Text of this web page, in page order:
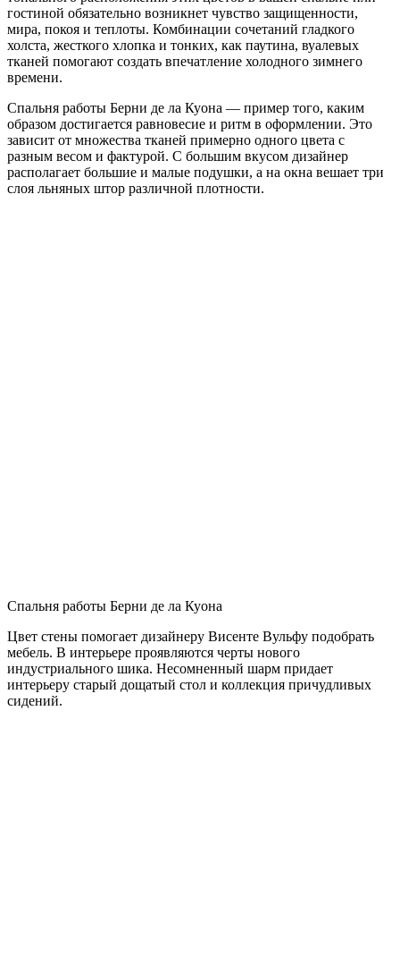
гостиной обязательно возникнет чувство защищенности,
мира, покоя и теплоты. Комбинации сочетаний гладкого
холста, жесткого хлопка и тонких, как паутина, вуалевых
тканей помогают создать впечатление холодного зимнего
времени.
Спальня работы Берни де ла Куона — пример того, каким
образом достигается равновесие и ритм в оформлении. Это
зависит от множества тканей примерно одного цвета с
разным весом и фактурой. С большим вкусом дизайнер
располагает большие и малые подушки, а на окна вешает три
слоя льняных штор различной плотности.
Спальня работы Берни де ла Куона
Цвет стены помогает дизайнеру Висенте Вульфу подобрать
мебель. В интерьере проявляются черты нового
индустриального шика. Несомненный шарм придает
интерьеру старый дощатый стол и коллекция причудливых
сидений.